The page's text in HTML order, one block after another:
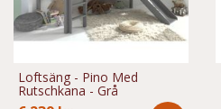
Loftsäng - Pino Med
Rutschkana - Grå